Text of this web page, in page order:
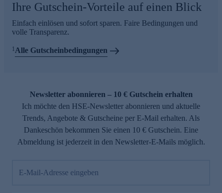
Ihre Gutschein-Vorteile auf einen Blick
Einfach einlösen und sofort sparen. Faire Bedingungen und
volle Transparenz.
1 Alle Gutscheinbedingungen
Newsletter abonnieren – 10 € Gutschein erhalten
Ich möchte den HSE-Newsletter abonnieren und aktuelle
Trends, Angebote & Gutscheine per E-Mail erhalten. Als
Dankeschön bekommen Sie einen 10 € Gutschein. Eine
Abmeldung ist jederzeit in den Newsletter-E-Mails möglich.
E-Mail-Adresse eingeben